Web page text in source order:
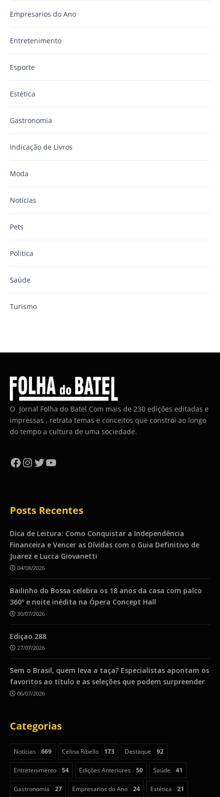
Empresarios do Ano
Entretenimento
Esporte
Estética
Gastronomia
Indicação de Livros
Moda
Notícias
Pets
Política
Saúde
Turismo
O Jornal Folha do Batel Com mais de 230 edições editadas e
impressas , retrata temas e conceitos que constrói ao longo
do tempo a cultura de uma sociedade.
Facebook
Instagram
Twitter
YouTube
Posts Recentes
Dica de Leitura: Como Conquistar a Independência
Financeira e Vencer as Dívidas com o Guia Definitivo de
Juarez e Lucca Giovanetti
04/08/2026
Bailinho do Bossa celebra os 18 anos da casa com palco
360º e noite inédita na Ópera Concept Hall
30/07/2026
Ediçao 288
27/07/2026
Sem o Brasil, quem leva a taça? Especialistas apontam os
favoritos ao título e as seleções que podem surpreender
06/07/2026
Categorias
Notícias 669 Celina Ribello 173 Destaque 92
Entretenimento 54 Edições Anteriores 50 Saúde 41
Gastronomia 27 Empresarios do Ano 24 Estética 21